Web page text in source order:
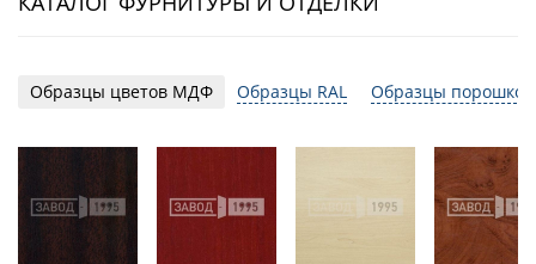
Образцы цветов МДФ Образцы RAL Образцы